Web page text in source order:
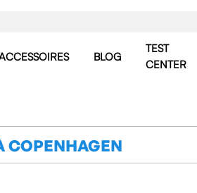
BLOG
TEST
CENTER
COPENHAGEN